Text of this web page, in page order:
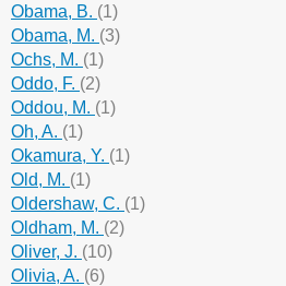
Obama, B. (1)
Obama, M. (3)
Ochs, M. (1)
Oddo, F. (2)
Oddou, M. (1)
Oh, A. (1)
Okamura, Y. (1)
Old, M. (1)
Oldershaw, C. (1)
Oldham, M. (2)
Oliver, J. (10)
Olivia, A. (6)